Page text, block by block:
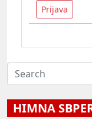
Prijava
HIMNA